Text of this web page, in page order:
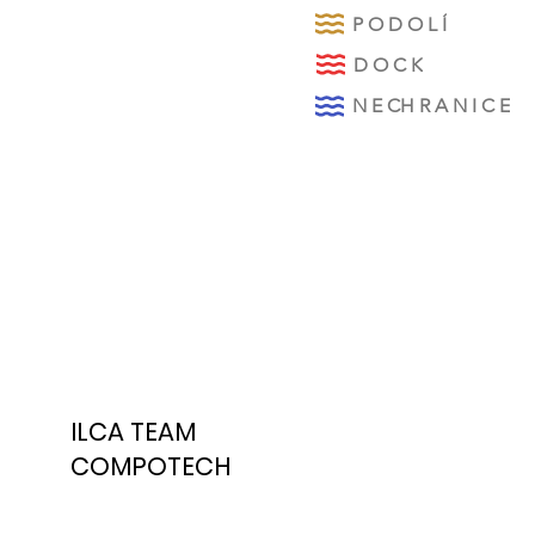
P O D O L Í
D O C K
N E CH R A N I C E
ILCA TEAM
COMPOTECH